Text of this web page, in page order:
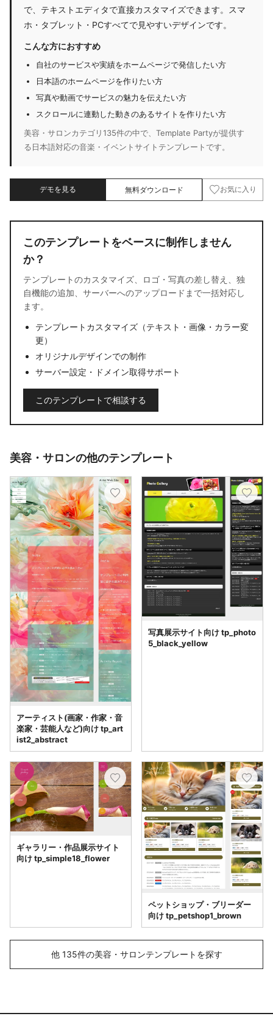
で、テキストエディタで直接カスタマイズできます。スマ
ホ・タブレット・PCすべてで見やすいデザインです。
こんな方におすすめ
自社のサービスや実績をホームページで発信したい方
日本語のホームページを作りたい方
写真や動画でサービスの魅力を伝えたい方
スクロールに連動した動きのあるサイトを作りたい方
美容・サロンカテゴリ135件の中で、Template Partyが提供す
る日本語対応の音楽・イベントサイトテンプレートです。
デモを見る 無料ダウンロード お気に入り
このテンプレートをベースに制作しません
か？
テンプレートのカスタマイズ、ロゴ・写真の差し替え、独
自機能の追加、サーバーへのアップロードまで一括対応し
ます。
テンプレートカスタマイズ（テキスト・画像・カラー変
更）
オリジナルデザインでの制作
サーバー設定・ドメイン取得サポート
このテンプレートで相談する
美容・サロンの他のテンプレート
アーティスト(画家・作家・音
楽家・芸能人など)向け tp_art
ist2_abstract
写真展示サイト向け tp_photo
5_black_yellow
ギャラリー・作品展示サイト
向け tp_simple18_flower
ペットショップ・ブリーダー
向け tp_petshop1_brown
他 135件の美容・サロンテンプレートを探す